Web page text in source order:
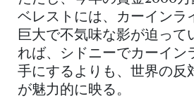
ベレストには、カーインラ
巨大で不気味な影が迫って
れば、シドニーでカーイン
手にするよりも、世界の反
が魅力的に映る。